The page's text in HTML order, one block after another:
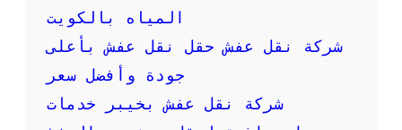
ت
المياه بالكويت
شركة نقل عفش حقل نقل عفش بأعلى
جودة وأفضل سعر
شركة نقل عفش بخيبر خدمات